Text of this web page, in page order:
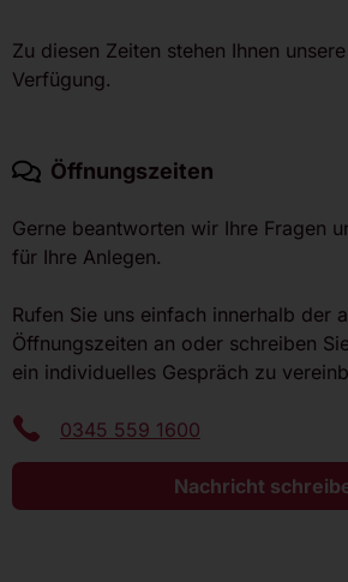
Zu diesen Zeiten stehen Ihnen
Verfügung.
Öffnungszeiten
Gerne beantworten wir Ihre Fragen
für Ihre Anlegen.
Rufen Sie uns einfach innerhalb der
Öffnungszeiten an oder schreiben
ein individuelles Gespräch zu
0345 559 1600
Nachricht